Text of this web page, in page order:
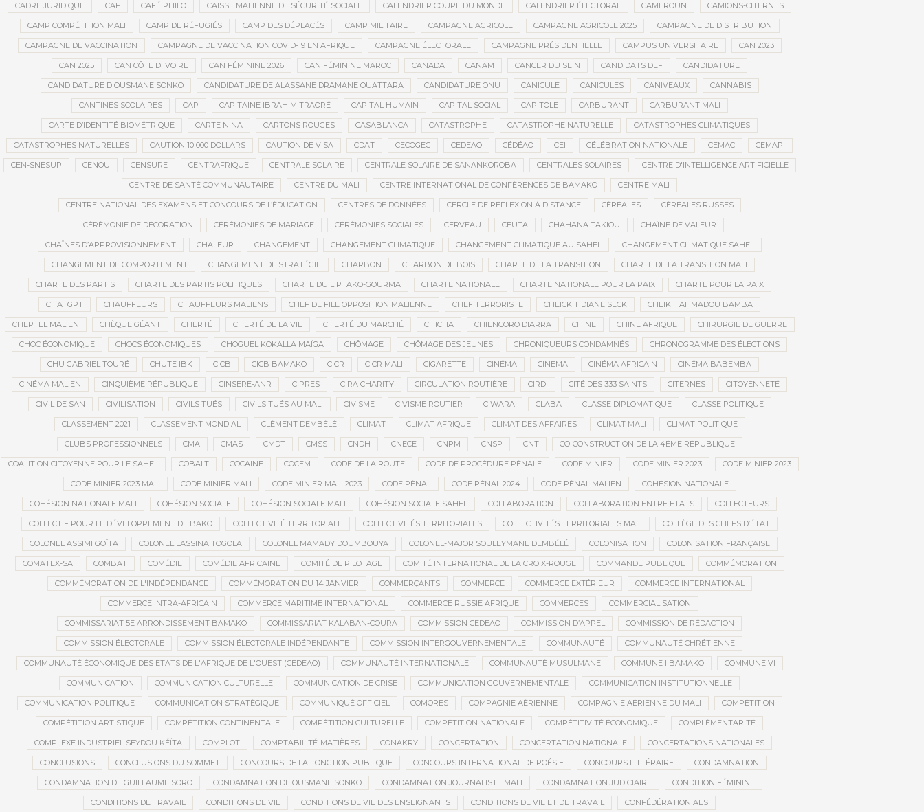
CADRE JURIDIQUE CAF CAFÉ PHILO CAISSE MALIENNE DE SÉCURITÉ SOCIALE CALENDRIER COUPE DU MONDE CALENDRIER ÉLECTORAL CAMEROUN CAMIONS-CITERNES
CAMP COMPÉTITION MALI CAMP DE RÉFUGIÉS CAMP DES DÉPLACÉS CAMP MILITAIRE CAMPAGNE AGRICOLE CAMPAGNE AGRICOLE 2025 CAMPAGNE DE DISTRIBUTION
CAMPAGNE DE VACCINATION CAMPAGNE DE VACCINATION COVID-19 EN AFRIQUE CAMPAGNE ÉLECTORALE CAMPAGNE PRÉSIDENTIELLE CAMPUS UNIVERSITAIRE CAN 2023
CAN 2025 CAN CÔTE D'IVOIRE CAN FÉMININE 2026 CAN FÉMININE MAROC CANADA CANAM CANCER DU SEIN CANDIDATS DEF CANDIDATURE
CANDIDATURE D'OUSMANE SONKO CANDIDATURE DE ALASSANE DRAMANE OUATTARA CANDIDATURE ONU CANICULE CANICULES CANIVEAUX CANNABIS
CANTINES SCOLAIRES CAP CAPITAINE IBRAHIM TRAORÉ CAPITAL HUMAIN CAPITAL SOCIAL CAPITOLE CARBURANT CARBURANT MALI
CARTE D’IDENTITÉ BIOMÉTRIQUE CARTE NINA CARTONS ROUGES CASABLANCA CATASTROPHE CATASTROPHE NATURELLE CATASTROPHES CLIMATIQUES
CATASTROPHES NATURELLES CAUTION 10 000 DOLLARS CAUTION DE VISA CDAT CECOGEC CEDEAO CÉDÉAO CEI CÉLÉBRATION NATIONALE CEMAC CEMAPI
CEN-SNESUP CENOU CENSURE CENTRAFRIQUE CENTRALE SOLAIRE CENTRALE SOLAIRE DE SANANKOROBA CENTRALES SOLAIRES CENTRE D'INTELLIGENCE ARTIFICIELLE
CENTRE DE SANTÉ COMMUNAUTAIRE CENTRE DU MALI CENTRE INTERNATIONAL DE CONFÉRENCES DE BAMAKO CENTRE MALI
CENTRE NATIONAL DES EXAMENS ET CONCOURS DE L’ÉDUCATION CENTRES DE DONNÉES CERCLE DE RÉFLEXION À DISTANCE CÉRÉALES CÉRÉALES RUSSES
CÉRÉMONIE DE DÉCORATION CÉRÉMONIES DE MARIAGE CÉRÉMONIES SOCIALES CERVEAU CEUTA CHAHANA TAKIOU CHAÎNE DE VALEUR
CHAÎNES D’APPROVISIONNEMENT CHALEUR CHANGEMENT CHANGEMENT CLIMATIQUE CHANGEMENT CLIMATIQUE AU SAHEL CHANGEMENT CLIMATIQUE SAHEL
CHANGEMENT DE COMPORTEMENT CHANGEMENT DE STRATÉGIE CHARBON CHARBON DE BOIS CHARTE DE LA TRANSITION CHARTE DE LA TRANSITION MALI
CHARTE DES PARTIS CHARTE DES PARTIS POLITIQUES CHARTE DU LIPTAKO-GOURMA CHARTE NATIONALE CHARTE NATIONALE POUR LA PAIX CHARTE POUR LA PAIX
CHATGPT CHAUFFEURS CHAUFFEURS MALIENS CHEF DE FILE OPPOSITION MALIENNE CHEF TERRORISTE CHEICK TIDIANE SECK CHEIKH AHMADOU BAMBA
CHEPTEL MALIEN CHÈQUE GÉANT CHERTÉ CHERTÉ DE LA VIE CHERTÉ DU MARCHÉ CHICHA CHIENCORO DIARRA CHINE CHINE AFRIQUE CHIRURGIE DE GUERRE
CHOC ÉCONOMIQUE CHOCS ÉCONOMIQUES CHOGUEL KOKALLA MAÏGA CHÔMAGE CHÔMAGE DES JEUNES CHRONIQUEURS CONDAMNÉS CHRONOGRAMME DES ÉLECTIONS
CHU GABRIEL TOURÉ CHUTE IBK CICB CICB BAMAKO CICR CICR MALI CIGARETTE CINÉMA CINEMA CINÉMA AFRICAIN CINÉMA BABEMBA
CINÉMA MALIEN CINQUIÈME RÉPUBLIQUE CINSERE-ANR CIPRES CIRA CHARITY CIRCULATION ROUTIÈRE CIRDI CITÉ DES 333 SAINTS CITERNES CITOYENNETÉ
CIVIL DE SAN CIVILISATION CIVILS TUÉS CIVILS TUÉS AU MALI CIVISME CIVISME ROUTIER CIWARA CLABA CLASSE DIPLOMATIQUE CLASSE POLITIQUE
CLASSEMENT 2021 CLASSEMENT MONDIAL CLÉMENT DEMBÉLÉ CLIMAT CLIMAT AFRIQUE CLIMAT DES AFFAIRES CLIMAT MALI CLIMAT POLITIQUE
CLUBS PROFESSIONNELS CMA CMAS CMDT CMSS CNDH CNECE CNPM CNSP CNT CO-CONSTRUCTION DE LA 4ÈME RÉPUBLIQUE
COALITION CITOYENNE POUR LE SAHEL COBALT COCAÏNE COCEM CODE DE LA ROUTE CODE DE PROCÉDURE PÉNALE CODE MINIER CODE MINIER 2023 CODE MINIER 2023
CODE MINIER 2023 MALI CODE MINIER MALI CODE MINIER MALI 2023 CODE PÉNAL CODE PÉNAL 2024 CODE PÉNAL MALIEN COHÉSION NATIONALE
COHÉSION NATIONALE MALI COHÉSION SOCIALE COHÉSION SOCIALE MALI COHÉSION SOCIALE SAHEL COLLABORATION COLLABORATION ENTRE ETATS COLLECTEURS
COLLECTIF POUR LE DÉVELOPPEMENT DE BAKO COLLECTIVITÉ TERRITORIALE COLLECTIVITÉS TERRITORIALES COLLECTIVITÉS TERRITORIALES MALI COLLÈGE DES CHEFS D’ÉTAT
COLONEL ASSIMI GOÏTA COLONEL LASSINA TOGOLA COLONEL MAMADY DOUMBOUYA COLONEL-MAJOR SOULEYMANE DEMBÉLÉ COLONISATION COLONISATION FRANÇAISE
COMATEX-SA COMBAT COMÉDIE COMÉDIE AFRICAINE COMITÉ DE PILOTAGE COMITÉ INTERNATIONAL DE LA CROIX-ROUGE COMMANDE PUBLIQUE COMMÉMORATION
COMMÉMORATION DE L'INDÉPENDANCE COMMÉMORATION DU 14 JANVIER COMMERÇANTS COMMERCE COMMERCE EXTÉRIEUR COMMERCE INTERNATIONAL
COMMERCE INTRA-AFRICAIN COMMERCE MARITIME INTERNATIONAL COMMERCE RUSSIE AFRIQUE COMMERCES COMMERCIALISATION
COMMISSARIAT 5E ARRONDISSEMENT BAMAKO COMMISSARIAT KALABAN-COURA COMMISSION CEDEAO COMMISSION D’APPEL COMMISSION DE RÉDACTION
COMMISSION ÉLECTORALE COMMISSION ÉLECTORALE INDÉPENDANTE COMMISSION INTERGOUVERNEMENTALE COMMUNAUTÉ COMMUNAUTÉ CHRÉTIENNE
COMMUNAUTÉ ÉCONOMIQUE DES ETATS DE L'AFRIQUE DE L'OUEST (CEDEAO) COMMUNAUTÉ INTERNATIONALE COMMUNAUTÉ MUSULMANE COMMUNE I BAMAKO COMMUNE VI
COMMUNICATION COMMUNICATION CULTURELLE COMMUNICATION DE CRISE COMMUNICATION GOUVERNEMENTALE COMMUNICATION INSTITUTIONNELLE
COMMUNICATION POLITIQUE COMMUNICATION STRATÉGIQUE COMMUNIQUÉ OFFICIEL COMORES COMPAGNIE AÉRIENNE COMPAGNIE AÉRIENNE DU MALI COMPÉTITION
COMPÉTITION ARTISTIQUE COMPÉTITION CONTINENTALE COMPÉTITION CULTURELLE COMPÉTITION NATIONALE COMPÉTITIVITÉ ÉCONOMIQUE COMPLÉMENTARITÉ
COMPLEXE INDUSTRIEL SEYDOU KÉÏTA COMPLOT COMPTABILITÉ-MATIÈRES CONAKRY CONCERTATION CONCERTATION NATIONALE CONCERTATIONS NATIONALES
CONCLUSIONS CONCLUSIONS DU SOMMET CONCOURS DE LA FONCTION PUBLIQUE CONCOURS INTERNATIONAL DE POÉSIE CONCOURS LITTÉRAIRE CONDAMNATION
CONDAMNATION DE GUILLAUME SORO CONDAMNATION DE OUSMANE SONKO CONDAMNATION JOURNALISTE MALI CONDAMNATION JUDICIAIRE CONDITION FÉMININE
CONDITIONS DE TRAVAIL CONDITIONS DE VIE CONDITIONS DE VIE DES ENSEIGNANTS CONDITIONS DE VIE ET DE TRAVAIL CONFÉDÉRATION AES